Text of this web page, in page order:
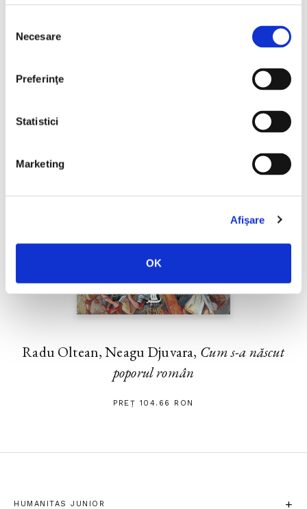
consimțământului
Necesare
Preferinţe
Statistici
Marketing
Afişare
OK
The Birth of the
Radu Oltean, Neagu Djuvara, Cum s-a născut
poporul român
PREȚ 104.66 RON
HUMANITAS JUNIOR